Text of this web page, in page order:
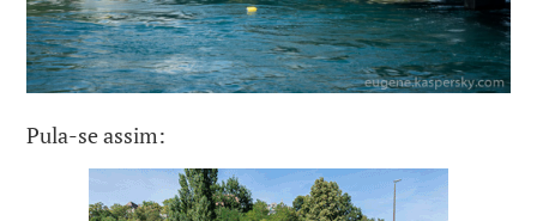
Pula-se assim: